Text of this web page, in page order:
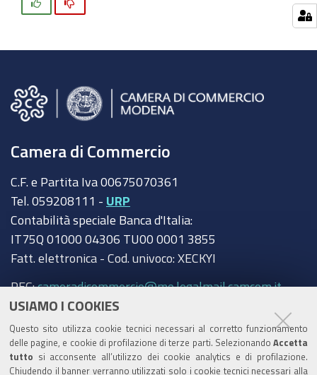
USIAMO I COOKIES
Questo sito utilizza cookie tecnici necessari al corretto funzionamento
delle pagine, e cookie di profilazione di terze parti. Selezionando Accetta
tutto si acconsente all’utilizzo dei cookie analytics e di profilazione.
Chiudendo il banner verranno utilizzati solo i cookie tecnici necessari alla
Camera di Commercio
C.F. e Partita Iva 00675070361
Tel. 059208111 - URP
Contabilità speciale Banca d'Italia:
IT75Q 01000 04306 TU00 0001 3855
Fatt. elettronica - Cod. univoco: XECKYI
PEC:cameradicommercio@mo.legalmail.camcom.it
Trasparenza
Amministrazione trasparente